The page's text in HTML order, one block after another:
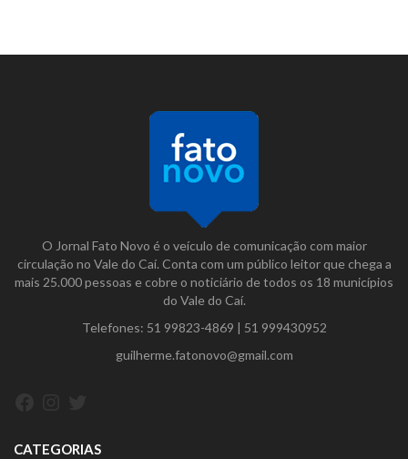
O Jornal Fato Novo é o veículo de comunicação com maior
circulação no Vale do Caí. Conta com um público leitor que chega a
mais 25.000 pessoas e cobre o noticiário de todos os 18 municípios
do Vale do Caí.
Telefones: 51 99823-4869 | 51 999430952
guilherme.fatonovo@gmail.com
CATEGORIAS